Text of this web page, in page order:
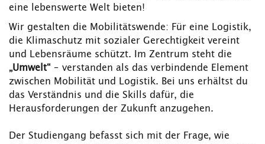
eine lebenswerte Welt bieten!
Wir gestalten die Mobilitätswende: Für eine Logistik,
die Klimaschutz mit sozialer Gerechtigkeit vereint
und Lebensräume schützt. Im Zentrum steht die
„Umwelt“– verstanden als das verbindende Element
zwischen Mobilität und Logistik. Bei uns erhältst du
das Verständnis und die Skills dafür, die
Herausforderungen der Zukunft anzugehen.
Der Studiengang befasst sich mit der Frage, wie